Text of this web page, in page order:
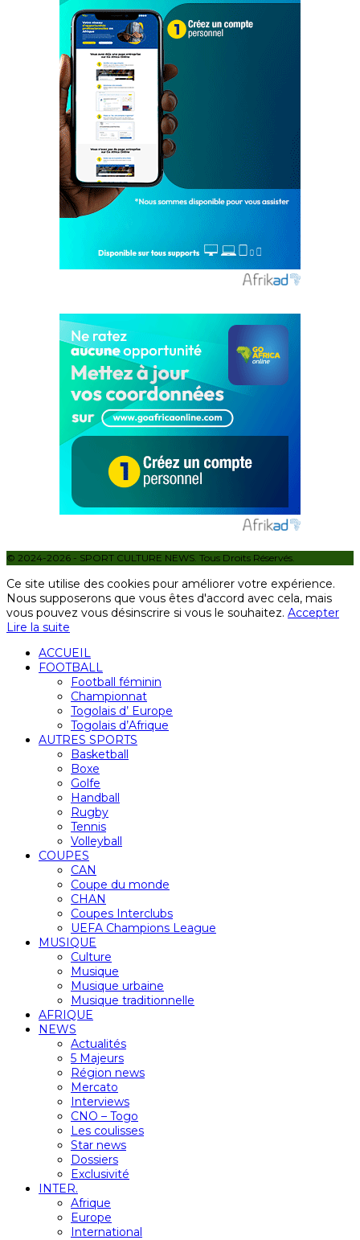
© 2024-2026 - SPORT CULTURE NEWS. Tous Droits Réservés.
Ce site utilise des cookies pour améliorer votre expérience.
Nous supposerons que vous êtes d'accord avec cela, mais
vous pouvez vous désinscrire si vous le souhaitez. Accepter
Lire la suite
ACCUEIL
FOOTBALL
Football féminin
Championnat
Togolais d’ Europe
Togolais d’Afrique
AUTRES SPORTS
Basketball
Boxe
Golfe
Handball
Rugby
Tennis
Volleyball
COUPES
CAN
Coupe du monde
CHAN
Coupes Interclubs
UEFA Champions League
MUSIQUE
Culture
Musique
Musique urbaine
Musique traditionnelle
AFRIQUE
NEWS
Actualités
5 Majeurs
Région news
Mercato
Interviews
CNO – Togo
Les coulisses
Star news
Dossiers
Exclusivité
INTER.
Afrique
Europe
International